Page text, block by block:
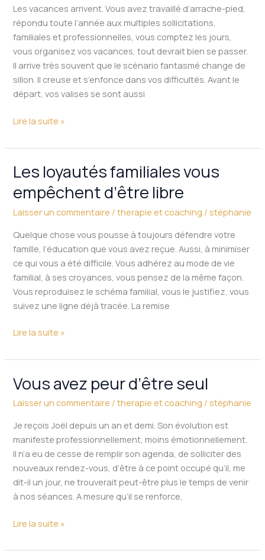
Les vacances arrivent. Vous avez travaillé d’arrache-pied,
répondu toute l’année aux multiples sollicitations,
familiales et professionnelles, vous comptez les jours,
vous organisez vos vacances, tout devrait bien se passer.
Il arrive très souvent que le scénario fantasmé change de
sillon. Il creuse et s’enfonce dans vos difficultés. Avant le
départ, vos valises se sont aussi
vacances
Lire la suite »
Les loyautés familiales vous
empêchent d’être libre
Laisser un commentaire /therapie et coaching /stéphanie
Quelque chose vous pousse à toujours défendre votre
famille, l’éducation que vous avez reçue. Aussi, à minimiser
ce qui vous a été difficile. Vous adhérez au mode de vie
familial, à ses croyances, vous pensez de la même façon.
Vous reproduisez le schéma familial, vous le justifiez, vous
suivez une ligne déjà tracée. La remise
Les
familiales
vous
d’être
libre
Lire la suite »
Vous avez peur d’être seul
Laisser un commentaire /therapie et coaching /stéphanie
Je reçois Joël depuis un an et demi. Son évolution est
manifeste professionnellement, moins émotionnellement.
Il n’a eu de cesse de remplir son agenda, de solliciter des
nouveaux rendez-vous, d’être à ce point occupé qu’il, me
dit-il un jour, ne trouverait peut-être plus le temps de venir
à nos séances. A mesure qu’il se renforce,
Vous
avez
peur
d’être
seul
Lire la suite »